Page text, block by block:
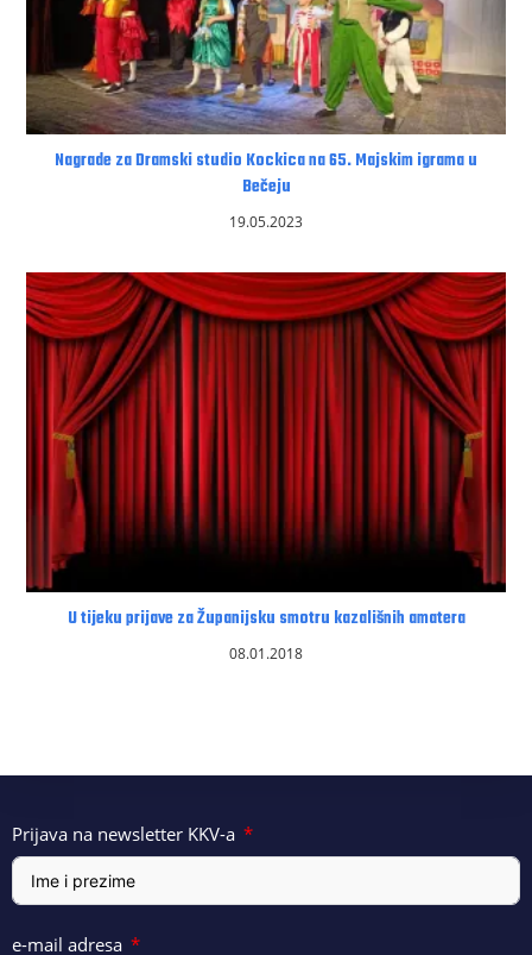
Nagrade za Dramski studio Kockica na 65. Majskim igrama u
Bečeju
19.05.2023
U tijeku prijave za Županijsku smotru kazališnih amatera
08.01.2018
Prijava na newsletter KKV-a
e-mail adresa